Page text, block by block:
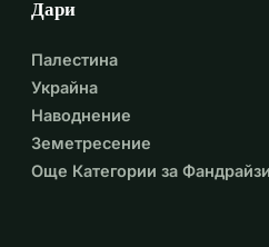
Дари
Палестина
Украйна
Наводнение
Земетресение
Още Категории за